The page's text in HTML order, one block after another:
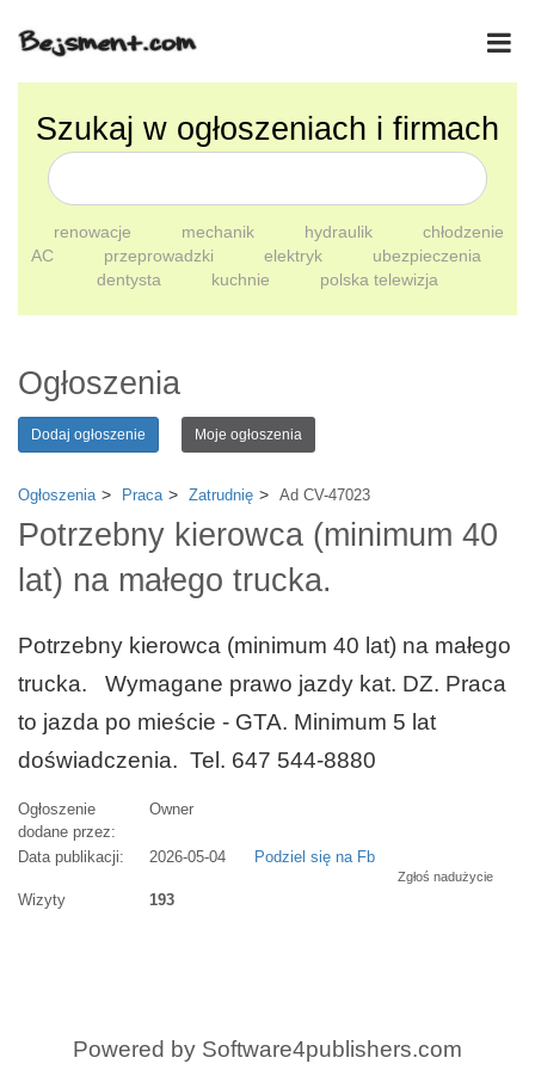
Szukaj w ogłoszeniach i firmach
renowacje mechanik hydraulik
chłodzenie
AC
przeprowadzki elektryk
ubezpieczenia
dentysta
kuchnie polska telewizja
Ogłoszenia
Dodaj ogłoszenie Moje ogłoszenia
Ogłoszenia Praca Zatrudnię Ad CV-47023
Potrzebny kierowca (minimum 40
lat) na małego trucka.
Potrzebny kierowca (minimum 40 lat) na małego
trucka. Wymagane prawo jazdy kat. DZ. Praca
to jazda po mieście - GTA. Minimum 5 lat
doświadczenia. Tel. 647 544-8880
Ogłoszenie
dodane przez:
Owner
Data publikacji: 2026-05-04 Podziel się na Fb
Zgłoś nadużycie
Wizyty 193
Powered by Software4publishers.com